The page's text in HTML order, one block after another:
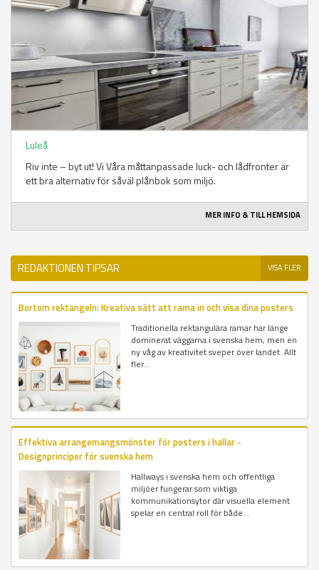
Luleå
Riv inte – byt ut! Vi Våra måttanpassade luck- och lådfronter är
ett bra alternativ för såväl plånbok som miljö.
MER INFO & TILL HEMSIDA
REDAKTIONEN TIPSAR VISA FLER
Bortom rektangeln: Kreativa sätt att rama in och visa dina posters
Traditionella rektangulära ramar har länge
dominerat väggarna i svenska hem, men en
ny våg av kreativitet sveper över landet. Allt
fler...
Effektiva arrangemangsmönster för posters i hallar -
Designprinciper för svenska hem
Hallways i svenska hem och offentliga
miljöer fungerar som viktiga
kommunikationsytor där visuella element
spelar en central roll för både...